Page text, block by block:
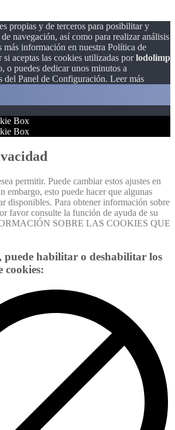
propias y de terceros para posibilitar y
navegación, así como para realizar análisis
más información en nuestra Política de
si aceptas las cookies utilizadas porlodolimp
o puedes dedicar unos minutos a
del Panel de Configuración. Leer más
Box
Box
permitir. Puede cambiar estos ajustes en
embargo, esto puede hacer que algunas
disponibles. Para obtener información sobre
favor consulte la función de ayuda de su
SOBRE LAS COOKIES QUE
puede habilitar o deshabilitar los
cookies: